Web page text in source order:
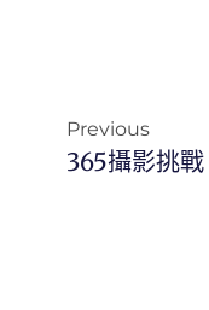
Previous